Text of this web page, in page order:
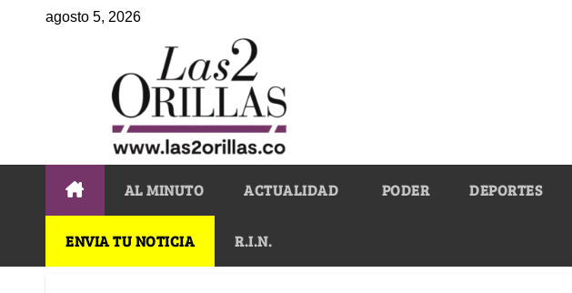
agosto 5, 2026
AL MINUTO ACTUALIDAD PODER DEPORTES
ENVIA TU NOTICIA R.I.N.